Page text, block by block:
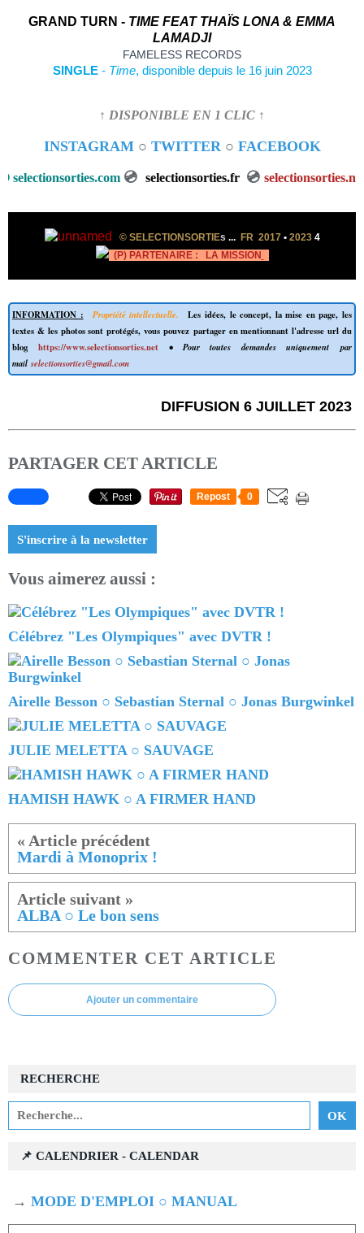
GRAND TURN - TIME FEAT THAÏS LONA & EMMA
LAMADJI
FAMELESS RECORDS
SINGLE - Time, disponible depuis le 16 juin 2023
↑ DISPONIBLE EN 1 CLIC ↑
INSTAGRAM○ TWITTER○ FACEBOOK
💿 selectionsorties.fr💿selectionsorties.net💿
©SELECTIONSORTIEs ... FR 2017 • 2023 4
(P) PARTENAIRE :
LA MISSION
INFORMATION : Propriété intellectuelle.
Les idées, le concept, la mise en page, les
textes & les photos sont protégés, vous pouvez partager en mentionnant l'adresse url du
blog
https://www.selectionsorties.net
• Pour toutes demandes uniquement par
mail selectionsorties@gmail.com
DIFFUSION 6 JUILLET 2023
PARTAGER CET ARTICLE
Repost 0
S'inscrire à la newsletter
Vous aimerez aussi :
Célébrez "Les Olympiques" avec DVTR !
Airelle Besson ○ Sebastian Sternal ○ Jonas Burgwinkel
JULIE MELETTA ○ SAUVAGE
HAMISH HAWK ○ A FIRMER HAND
Mardi à Monoprix !
ALBA ○ Le bon sens
COMMENTER CET ARTICLE
Ajouter un commentaire
RECHERCHE
📌 CALENDRIER - CALENDAR
→ MODE D'EMPLOI ○ MANUAL